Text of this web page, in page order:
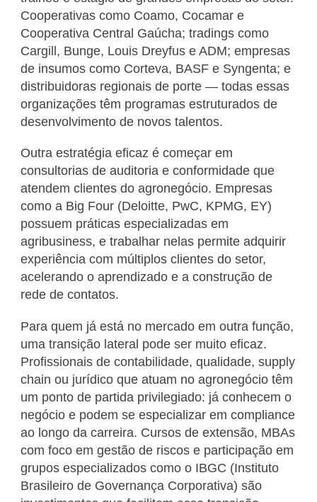
Cooperativas como Coamo, Cocamar e
Cooperativa Central Gaúcha; tradings como
Cargill, Bunge, Louis Dreyfus e ADM; empresas
de insumos como Corteva, BASF e Syngenta; e
distribuidoras regionais de porte — todas essas
organizações têm programas estruturados de
desenvolvimento de novos talentos.
Outra estratégia eficaz é começar em
consultorias de auditoria e conformidade que
atendem clientes do agronegócio. Empresas
como a Big Four (Deloitte, PwC, KPMG, EY)
possuem práticas especializadas em
agribusiness, e trabalhar nelas permite adquirir
experiência com múltiplos clientes do setor,
acelerando o aprendizado e a construção de
rede de contatos.
Para quem já está no mercado em outra função,
uma transição lateral pode ser muito eficaz.
Profissionais de contabilidade, qualidade, supply
chain ou jurídico que atuam no agronegócio têm
um ponto de partida privilegiado: já conhecem o
negócio e podem se especializar em compliance
ao longo da carreira. Cursos de extensão, MBAs
com foco em gestão de riscos e participação em
grupos especializados como o IBGC (Instituto
Brasileiro de Governança Corporativa) são